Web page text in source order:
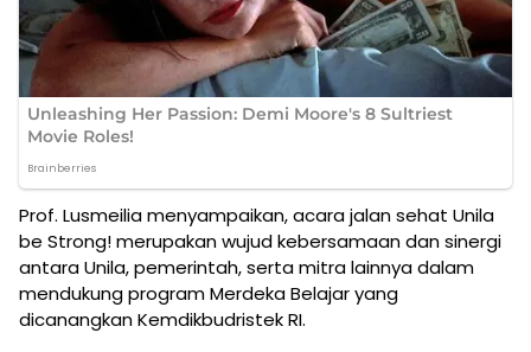
Prof. Lusmeilia menyampaikan, acara jalan sehat Unila
be Strong! merupakan wujud kebersamaan dan sinergi
antara Unila, pemerintah, serta mitra lainnya dalam
mendukung program Merdeka Belajar yang
dicanangkan Kemdikbudristek RI.